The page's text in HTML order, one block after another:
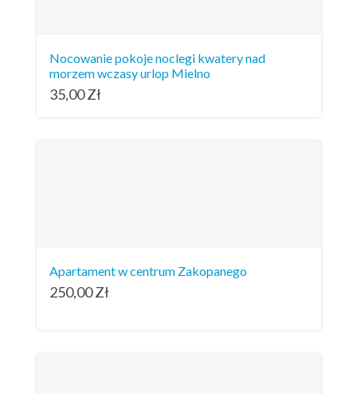
Nocowanie pokoje noclegi kwatery nad
morzem wczasy urlop Mielno
35,00Zł
Apartament w centrum Zakopanego
250,00Zł